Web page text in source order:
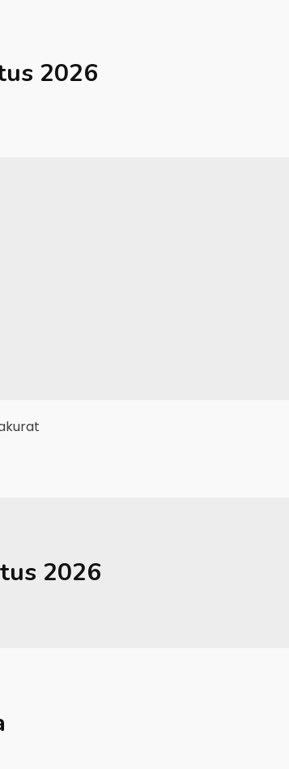
2026
2026